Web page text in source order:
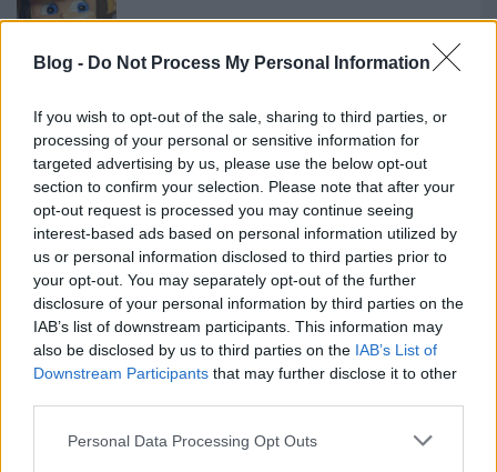
Blog - Do Not Process My Personal Information
If you wish to opt-out of the sale, sharing to third parties, or
processing of your personal or sensitive information for
targeted advertising by us, please use the below opt-out
section to confirm your selection. Please note that after your
opt-out request is processed you may continue seeing
interest-based ads based on personal information utilized by
us or personal information disclosed to third parties prior to
your opt-out. You may separately opt-out of the further
disclosure of your personal information by third parties on the
IAB’s list of downstream participants. This information may
also be disclosed by us to third parties on the IAB’s List of
Downstream Participants that may further disclose it to other
Please note that this website/app uses one or more Google
Personal Data Processing Opt Outs
Kanadai győzelem a junior-világkupán
Ismét kikapott ifiválogatottunk
Megint nyert a Vienna
Szólj hozzá!